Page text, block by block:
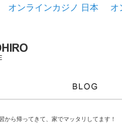
オンラインカジノ 日本 オ
から帰ってきて、家でマッタリしてます！